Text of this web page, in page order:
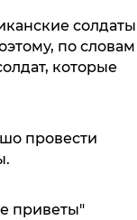
солдаты
по словам
которые
провести
приветы"